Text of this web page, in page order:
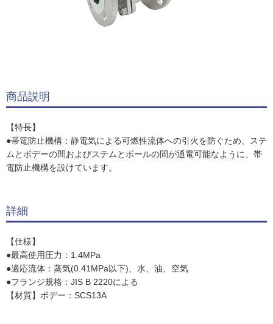
商品説明
【特長】
●帯電防止機構：静電気による可燃性流体への引火を防ぐため、ステ
ムとボデーの間およびステムとボールの間が通電可能なように、帯
電防止機構を設けています。
詳細
【仕様】
●最高使用圧力：1.4MPa
●適応流体：蒸気(0.41MPa以下)、水、油、空気
●フランジ規格：JIS B 2220による
【材質】ボデー：SCS13A